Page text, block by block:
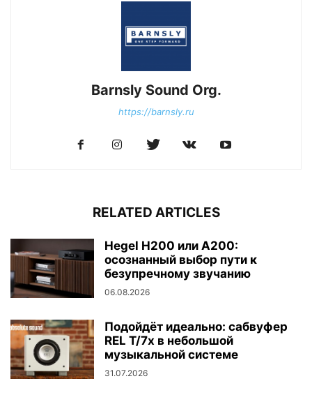
Barnsly Sound Org.
https://barnsly.ru
RELATED ARTICLES
Hegel H200 или A200:
осознанный выбор пути к
безупречному звучанию
06.08.2026
Подойдёт идеально: сабвуфер
REL T/7x в небольшой
музыкальной системе
31.07.2026